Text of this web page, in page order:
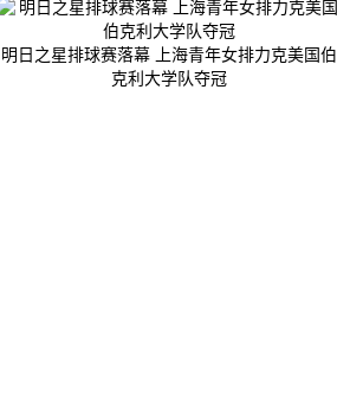
明日之星排球赛落幕 上海青年女排力克美国伯
克利大学队夺冠